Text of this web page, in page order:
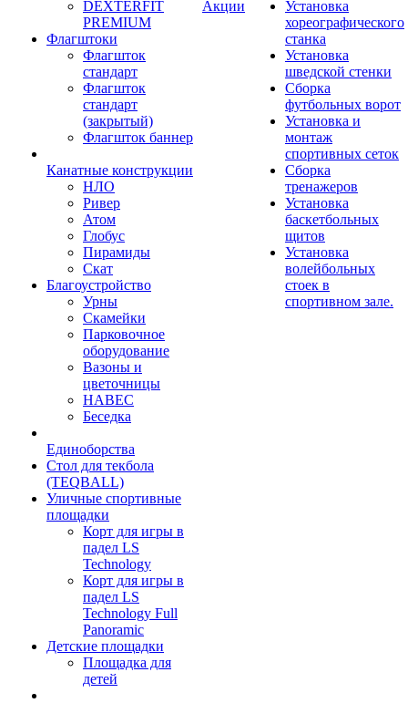
DEXTERFIT
PREMIUM
Флагштоки
Флагшток
стандарт
Флагшток
стандарт
(закрытый)
Флагшток баннер
Канатные конструкции
НЛО
Ривер
Атом
Глобус
Пирамиды
Скат
Благоустройство
Урны
Скамейки
Парковочное
оборудование
Вазоны и
цветочницы
НАВЕС
Беседка
Единоборства
Стол для текбола
(TEQBALL)
Уличные спортивные
площадки
Корт для игры в
падел LS
Technology
Корт для игры в
падел LS
Technology Full
Panoramic
Детские площадки
Площадка для
детей
Акции
Установка
хореографического
станка
Установка
шведской стенки
Сборка
футбольных ворот
Установка и
монтаж
спортивных сеток
Сборка
тренажеров
Установка
баскетбольных
щитов
Установка
волейбольных
стоек в
спортивном зале.